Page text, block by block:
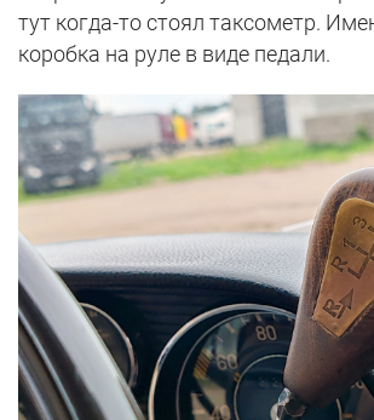
тут когда-то стоял таксометр.
коробка на руле в виде педали.